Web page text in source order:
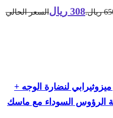
308 ريال السعر الحالي
لنضارة الوجه +
السوداء مع ماسك